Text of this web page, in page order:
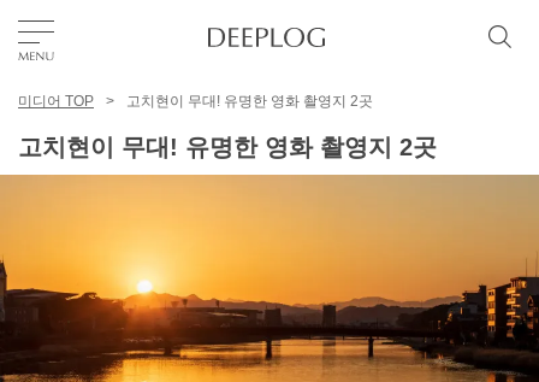
미디어 TOP 고치현이 무대! 유명한 영화 촬영지 2곳
고치현이 무대! 유명한 영화 촬영지 2곳